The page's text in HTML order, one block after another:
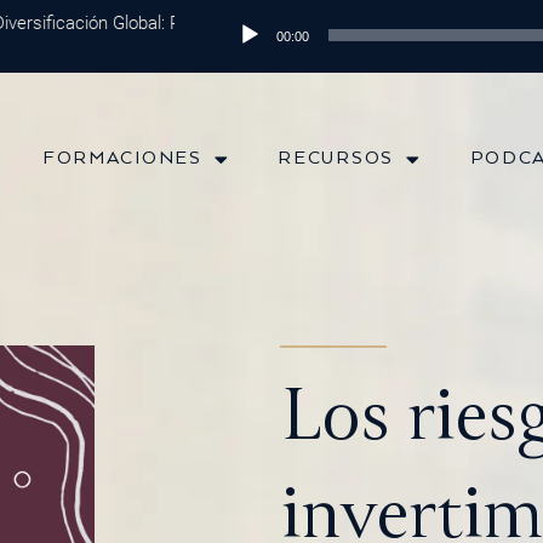
Global: Protege tu Dinero y Maximiza tus Inversiones
Reproductor
00:00
FORMACIONES RECURSOS
Los